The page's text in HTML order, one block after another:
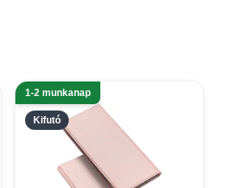
Kifutó
1-2 munkanap